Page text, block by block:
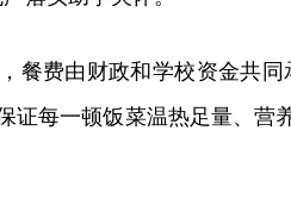
餐费由财政和学校资金共同
证每一顿饭菜温热足量、营